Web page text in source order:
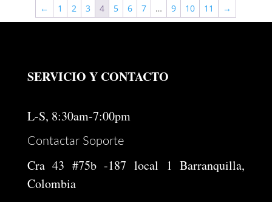
← 1 2 3 4 5 6 7 … 9 10 11 →
SERVICIO Y CONTACTO
L-S, 8:30am-7:00pm
Contactar Soporte
Cra 43 #75b -187 local 1 Barranquilla,
Colombia